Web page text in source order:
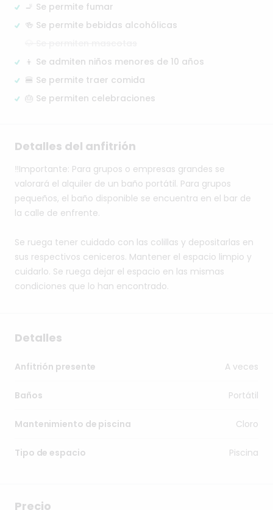
🚬 Se permite fumar
🍻 Se permite bebidas alcohólicas
👦 Se admiten niños menores de 10 años
🍔 Se permite traer comida
🎂 Se permiten celebraciones
Detalles del anfitrión
‼️Importante: Para grupos o empresas grandes se
valorará el alquiler de un baño portátil. Para grupos
pequeños, el baño disponible se encuentra en el bar de
la calle de enfrente.
Se ruega tener cuidado con las colillas y depositarlas en
sus respectivos ceniceros. Mantener el espacio limpio y
cuidarlo. Se ruega dejar el espacio en las mismas
condiciones que lo han encontrado.
Detalles
Anfitrión presente A veces
Baños Portátil
Mantenimiento de piscina Cloro
Tipo de espacio Piscina
Precio